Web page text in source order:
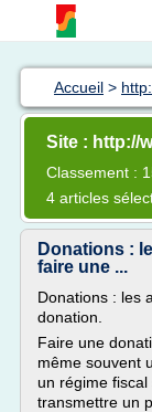
Accueil >
Site : http://
Classement :
4 articles
Donations :
faire une ...
Donations : les
donation.
Faire une
même souvent
un régime
transmettre un